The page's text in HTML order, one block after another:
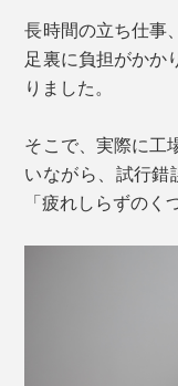
長時間の立ち仕事
足裏に負担がかか
りました。
そこで、実際に工
いながら、試行
「疲れしらずのく